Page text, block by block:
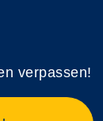
verpassen!